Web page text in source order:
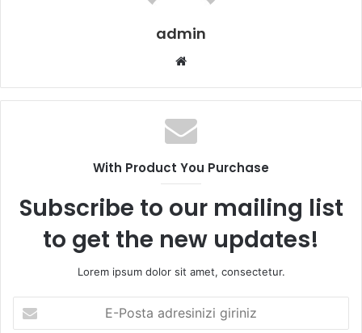
admin
Web
With Product You Purchase
Subscribe to our mailing list
to get the new updates!
Lorem ipsum dolor sit amet, consectetur.
Posta